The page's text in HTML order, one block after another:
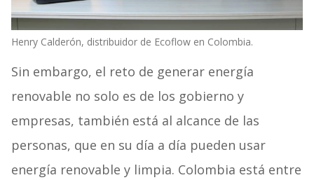
Henry Calderón, distribuidor de Ecoflow en Colombia.
Sin embargo, el reto de generar energía
renovable no solo es de los gobierno y
empresas, también está al alcance de las
personas, que en su día a día pueden usar
energía renovable y limpia. Colombia está entre